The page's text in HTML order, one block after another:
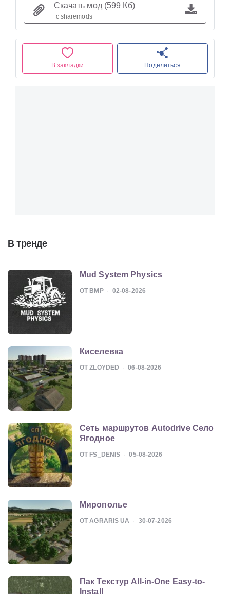
В закладки Поделиться
Скачать мод (599 Кб)
с sharemods
В тренде
Mud System Physics
ОТ BMP 02-08-2026
Киселевка
ОТ ZLOYDED 06-08-2026
Сеть маршрутов Autodrive Село
Ягодное
ОТ FS_DENIS 05-08-2026
Мирополье
ОТ AGRARIS UA 30-07-2026
Пак Текстур All-in-One Easy-to-
Install